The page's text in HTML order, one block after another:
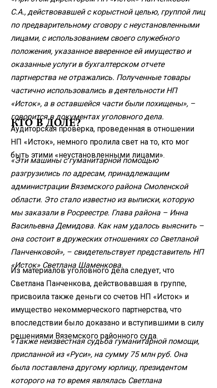
С.А., действовавшей с корыстной целью, группой лиц
по предварительному сговору с неустановленными
лицами, с использованием своего служебного
положения, указанное вверенное ей имущество и
оказанные услуги в бухгалтерском отчете
партнерства не отражались. Полученные товары
частично использовались в деятельности НП
«Исток», а в оставшейся части были похищены», –
говорится в документах уголовного дела.
КТО В ДОЛЕ?
Аудиторская проверка, проведенная в отношении
НП «Исток», немного пролила свет на то, кто мог
быть этими «неустановленными лицами».
«Эти машины с гуманитарной помощью
разгрузились по адресам, принадлежащим
администрации Вяземского района Смоленской
области. Это стало известно из выписки, которую
мы заказали в Росреестре. Глава района – Инна
Васильевна Демидова. Как нам удалось выяснить –
она состоит в дружеских отношениях со Светланой
Панченковой», – свидетельствует представитель НП
«Исток» Светлана Шаменкова.
Из материалов уголовного дела следует, что
Светлана Панченкова, действовавшая в группе,
присвоила также деньги со счетов НП «Исток» и
имущество некоммерческого партнерства, что
впоследствии было доказано и вступившими в силу
решениями Вяземского районного суда.
«Также неизвестная судьба гуманитарной помощи,
присланной из «Руси», на сумму 75 млн руб. Она
была поставлена другому юрлицу, президентом
которого на то время являлась Светлана